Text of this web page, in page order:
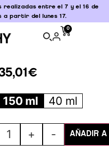
entre el 7 y el 16 de
a partir del lunes 17.
0
150 ml 40 ml
€
1 + - AÑADIR